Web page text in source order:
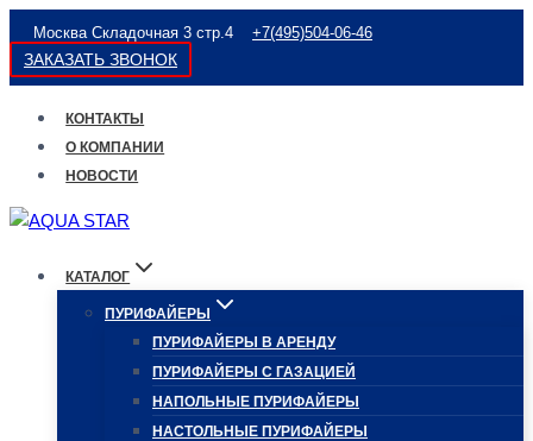
Перейти
к
содержимому
Москва Складочная 3 стр.4 +7(495)504-06-46
ЗАКАЗАТЬ ЗВОНОК
КОНТАКТЫ
О КОМПАНИИ
НОВОСТИ
КАТАЛОГ
ПУРИФАЙЕРЫ
ПУРИФАЙЕРЫ В АРЕНДУ
ПУРИФАЙЕРЫ С ГАЗАЦИЕЙ
НАПОЛЬНЫЕ ПУРИФАЙЕРЫ
НАСТОЛЬНЫЕ ПУРИФАЙЕРЫ